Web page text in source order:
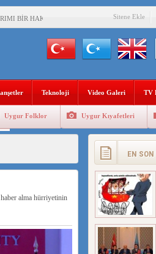
BİR HAKİKATTIR!
BİR SOYKIRIMDIR!
KIRMIZI ÇİZGİMİZDİR!”
TEPKİLER SÜRÜYOR
VE HADSIZ İHTAR
KOPARDI
Sitene Ekle
Teknoloji Video Galeri TV
Uygur Folklor Uygur Kıyafetleri
alma hürriyetinin
EN SON